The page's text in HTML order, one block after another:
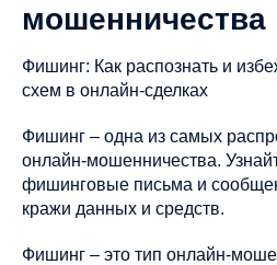
мошенничества
Фишинг: Как распознать и
схем в онлайн-сделках
Фишинг – одна из самых
онлайн-мошенничества.
фишинговые письма и
кражи данных и средств.
Фишинг – это тип онлайн-